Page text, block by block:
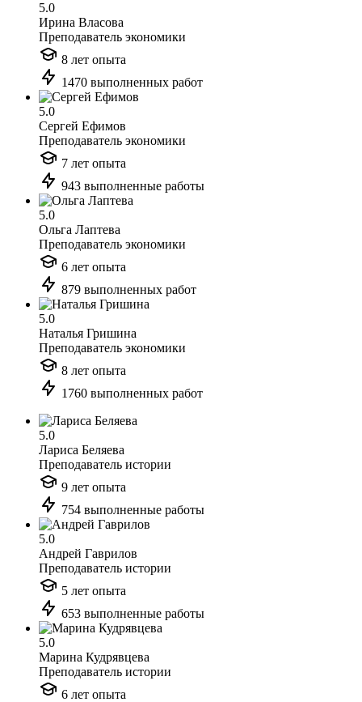
5.0
Ирина Власова
Преподаватель экономики
8 лет опыта
1470 выполненных работ
5.0
Сергей Ефимов
Преподаватель экономики
7 лет опыта
943 выполненные работы
5.0
Ольга Лаптева
Преподаватель экономики
6 лет опыта
879 выполненных работ
5.0
Наталья Гришина
Преподаватель экономики
8 лет опыта
1760 выполненных работ
5.0
Лариса Беляева
Преподаватель истории
9 лет опыта
754 выполненные работы
5.0
Андрей Гаврилов
Преподаватель истории
5 лет опыта
653 выполненные работы
5.0
Марина Кудрявцева
Преподаватель истории
6 лет опыта